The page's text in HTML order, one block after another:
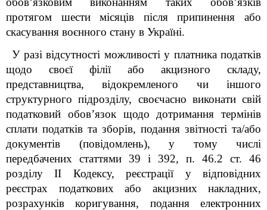
протягом шести місяців після припинення або
скасування воєнного стану в Україні.
У разі відсутності можливості у платника податків
щодо своєї філії або акцизного складу,
представництва, відокремленого чи іншого
структурного підрозділу, своєчасно виконати свій
податковий обов’язок щодо дотримання термінів
сплати податків та зборів, подання звітності та/або
документів (повідомлень), у тому числі
передбачених статтями 39 і 392, п. 46.2 ст. 46
розділуII Кодексу, реєстрації у відповідних
реєстрах податкових або акцизних накладних,
розрахунків коригування, подання електронних